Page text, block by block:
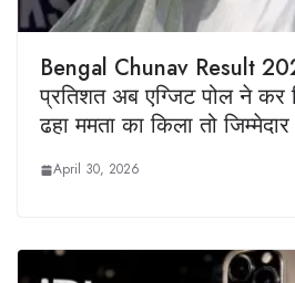
Bengal Chunav Result
प्रतिशत अब एग्जिट पोल ने कर
ढहा ममता का किला तो
April 30, 2026